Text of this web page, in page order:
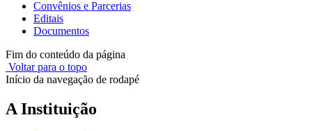
Convênios e Parcerias
Editais
Documentos
Fim do conteúdo da página
Voltar para o topo
Início da navegação de rodapé
A Instituição